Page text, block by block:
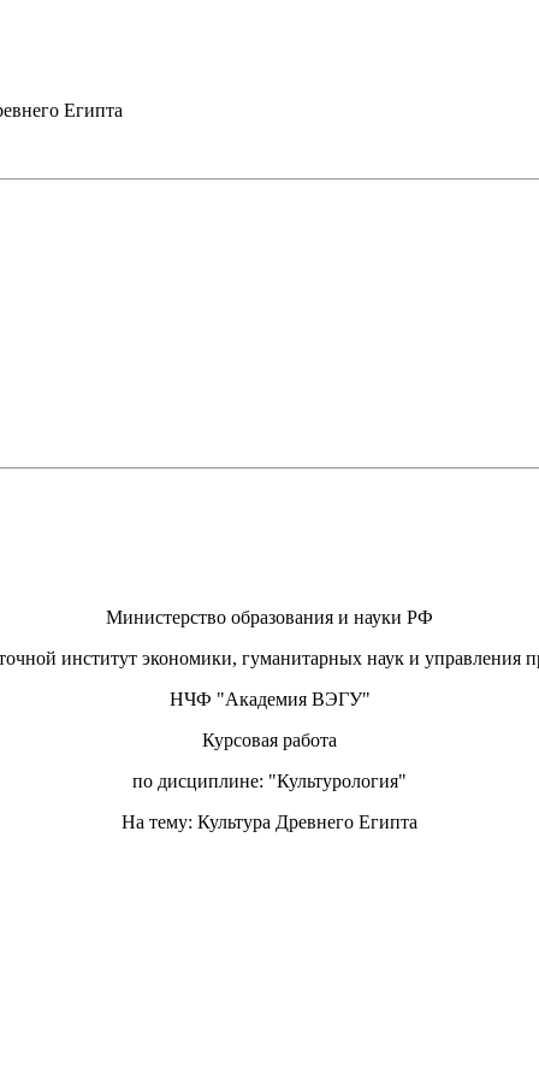
Египта
Министерство образования и науки РФ
институт экономики, гуманитарных наук и управления
НЧФ "Академия ВЭГУ"
Курсовая работа
по дисциплине: "Культурология"
На тему: Культура Древнего Египта